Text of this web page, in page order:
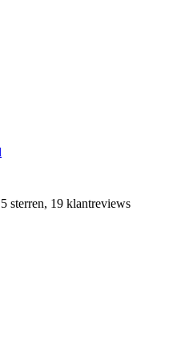
sterren, 19 klantreviews